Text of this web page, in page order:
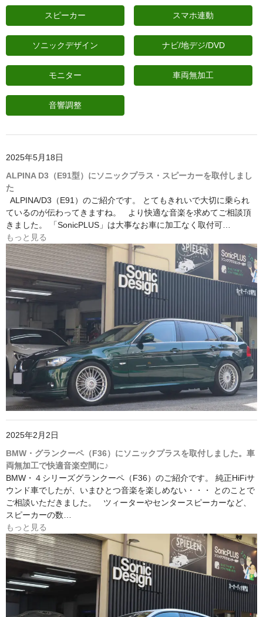
スピーカー スマホ連動
ソニックデザイン ナビ/地デジ/DVD
モニター 車両無加工
音響調整
2025年5月18日
ALPINA D3（E91型）にソニックプラス・スピーカーを取付しまし
た
ALPINA/D3（E91）のご紹介です。 とてもきれいで大切に乗られ
ているのが伝わってきますね。 より快適な音楽を求めてご相談頂
きました。 「SonicPLUS」は大事なお車に加工なく取付可…
もっと見る
2025年2月2日
BMW・グランクーペ（F36）にソニックプラスを取付しました。車
両無加工で快適音楽空間に♪
BMW・４シリーズグランクーペ（F36）のご紹介です。 純正HiFiサ
ウンド車でしたが、いまひとつ音楽を楽しめない・・・ とのことで
ご相談いただきました。 ツィーターやセンタースピーカーなど、
スピーカーの数…
もっと見る